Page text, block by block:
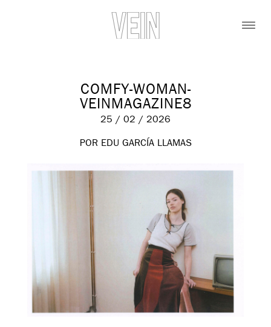
COMFY-WOMAN-
VEINMAGAZINE8
25 / 02 / 2026
POR EDU GARCÍA LLAMAS